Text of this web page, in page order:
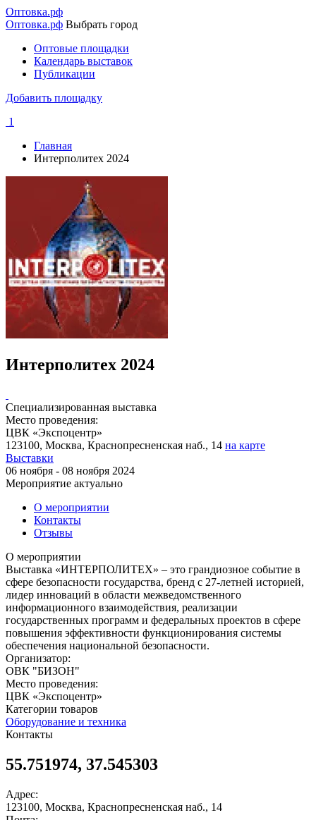
Перейти
к
содержанию
Оптовка.рф
Оптовка.рф Выбрать город
Основная
навигация
Оптовые площадки
Календарь выставок
Публикации
Добавить площадку
1
Строка
навигации
Главная
Интерполитех 2024
Интерполитех 2024
Специализированная выставка
Место проведения:
ЦВК «Экспоцентр»
123100, Москва, Краснопресненская наб., 14 на карте
Выставки
06 ноября - 08 ноября 2024
Мероприятие актуально
О мероприятии
Контакты
Отзывы
О мероприятии
Выставка «ИНТЕРПОЛИТЕХ» – это грандиозное событие в
сфере безопасности государства, бренд с 27-летней историей,
лидер инноваций в области межведомственного
информационного взаимодействия, реализации
государственных программ и федеральных проектов в сфере
повышения эффективности функционирования системы
обеспечения национальной безопасности.
Организатор:
ОВК "БИЗОН"
Место проведения:
ЦВК «Экспоцентр»
Категории товаров
Оборудование и техника
Контакты
55.751974, 37.545303
Адрес:
123100, Москва, Краснопресненская наб., 14